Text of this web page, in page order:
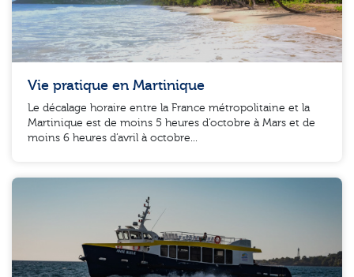
Vie pratique en Martinique
Le décalage horaire entre la France métropolitaine et la
Martinique est de moins 5 heures d’octobre à Mars et de
moins 6 heures d’avril à octobre...